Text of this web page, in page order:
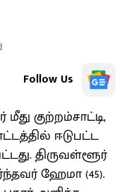
Follow Us
குற்றம்சாட்டி,
ஈடுபட்ட
திருவள்ளூர்
ஹேமா (45).